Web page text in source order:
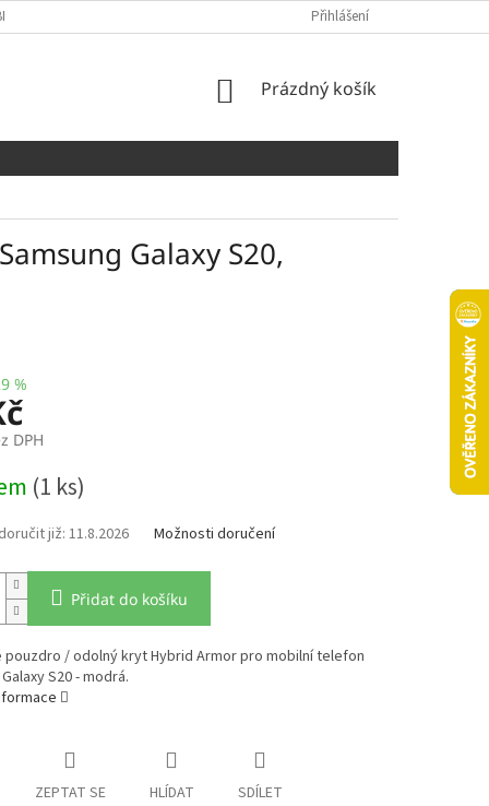
ÚDAJŮ Přihlášení
NÁKUPNÍ
Prázdný košík
Galaxy S20,
%
DPH
(1 ks)
11.8.2026 Možnosti doručení
Přidat do košíku
pouzdro / odolný kryt Hybrid Armor pro mobilní telefon
S20 - modrá.
ZEPTAT SE HLÍDAT SDÍLET